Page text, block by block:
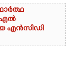
എൻസിഡി